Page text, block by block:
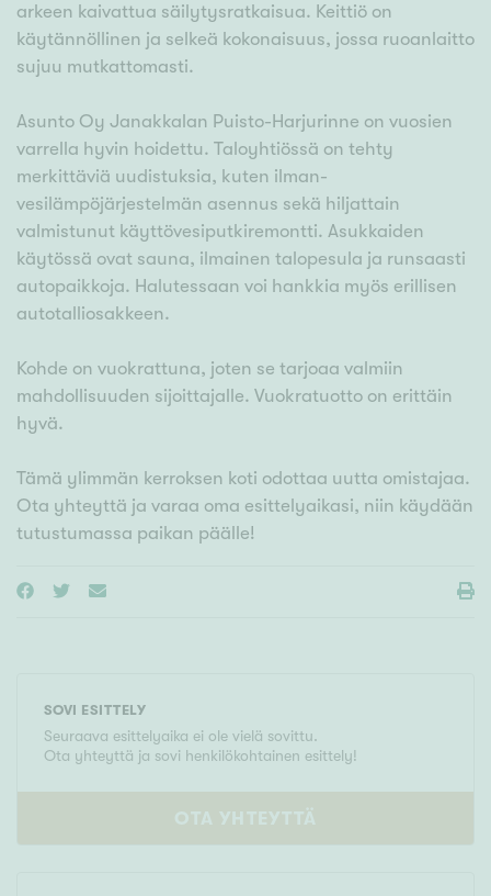
arkeen kaivattua säilytysratkaisua. Keittiö on
käytännöllinen ja selkeä kokonaisuus, jossa ruoanlaitto
sujuu mutkattomasti.
Asunto Oy Janakkalan Puisto-Harjurinne on vuosien
varrella hyvin hoidettu. Taloyhtiössä on tehty
merkittäviä uudistuksia, kuten ilman-
vesilämpöjärjestelmän asennus sekä hiljattain
valmistunut käyttövesiputkiremontti. Asukkaiden
käytössä ovat sauna, ilmainen talopesula ja runsaasti
autopaikkoja. Halutessaan voi hankkia myös erillisen
autotalliosakkeen.
Kohde on vuokrattuna, joten se tarjoaa valmiin
mahdollisuuden sijoittajalle. Vuokratuotto on erittäin
hyvä.
Tämä ylimmän kerroksen koti odottaa uutta omistajaa.
Ota yhteyttä ja varaa oma esittelyaikasi, niin käydään
tutustumassa paikan päälle!
SOVI ESITTELY
Seuraava esittelyaika ei ole vielä sovittu.
Ota yhteyttä ja sovi henkilökohtainen esittely!
OTA YHTEYTTÄ